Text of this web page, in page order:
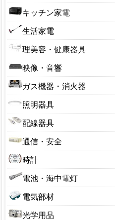
扇風機(小型)
扇風機(卓上)
壁掛扇
冷風機・冷風扇
エアコン
エアコンフィルター
サーキュレーター
こたつ本体
こたつ部品
石油ファンヒーター
石油ストーブ
電気ストーブ
セラミックヒーター
オイルヒーター
毛布・カーペット・寝具
暖房備品
キッチン家電
炊飯ジャー
電気コンロ
電子レンジ
IHコンロ
オーブントースター
コーヒーメーカー
フィッシュロースター
ホームベーカリー
ポット・ケトル
ホットプレート・グリル鍋
もちつき機
換気扇
小型調理家電
食器乾燥機
生活家電
加湿器
乾燥機
空気清浄器
除湿機
小型家電
掃除機
冷蔵庫
その他
理美容・健康器具
シェーバー・バリカン
ドライヤー・ヘアケア用品
ボディケア・マッサージ機
血圧計・電子体温計・万歩計
体重計
電動歯ブラシ
その他
映像・音響
DVDプレーヤー
オーディオ・ラジオ
スピーカー
テレビ
ビデオ
ラジオ
ガス機器・消火器
ガステーブル
ガスホース
ガス器具部品
カセットコンロ
トーチバーナー
消火器
照明器具
シーリングライト
センサーライト
管球・電球
電気スタンド
配線器具
コード付きタップ
ステープル
延長コード・器具コード
電源アダプター
電線モール
通信・安全
アンテナ
セキュリティ用品
チャイム・インターホン
電話機
防犯カメラ
時計
掛け時計
目覚まし時計
腕時計
電池・海中電灯
懐中電灯
乾電池
電気部材
キャップ・ボディ
光学用品